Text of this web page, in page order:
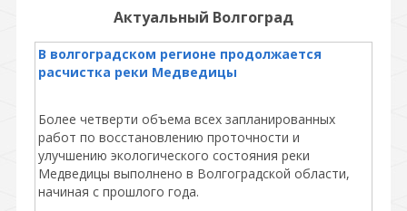
Актуальный Волгоград
В волгоградском регионе продолжается
расчистка реки Медведицы
Более четверти объема всех запланированных
работ по восстановлению проточности и
улучшению экологического состояния реки
Медведицы выполнено в Волгоградской области,
начиная с прошлого года.